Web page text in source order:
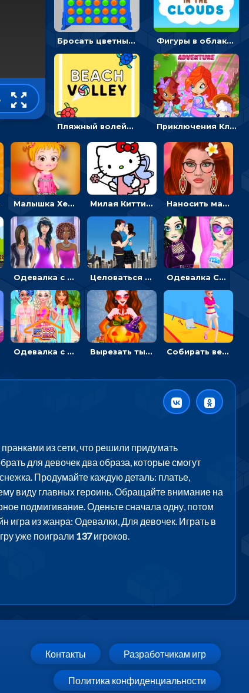
Бросать цветные диски и складывать линии - головоломка Фигуры в облаках: подбери предмет по очертанию – головоломка
Пляжный волейбол с черепахами: лови мяч и пасуй сопернику Приключения Клуба Винкс: менять дорожки, чтобы собирать кристаллы
Малышка Хейзел заболела ветрянкой: вызывать доктора и лечить Милая Китти для девочек: поиск отличий на картинках Наносить макияж и делать прическу для корейской принцессы
Одевалка с разными стилями: переодевать, красить и выигрывать конкурс красоты Целоваться или отвлекать прохожих от пары - гиперказуальные Одевалка Сражение для девочек-принцесс: софт против гранжа
Одевалка с принцессами на пляже Вырезать тыкву и одевать Харли Квинн - одевалка с карвингом Собирать вещи и преображать девочку, чтобы покорить парня – гиперказуалка
из сети, что решили придумать
для девочек два образа, которые смогут
Продумайте каждую деталь: платье,
виду главных героинь. Обращайте внимание на
подмигивание. Оденьте сначала одну, потом
игра из жанра: Одевалки, Для девочек. Играть в
уже поиграли 137игроков.
Контакты Разработчикам игр
Политика конфиденциальности